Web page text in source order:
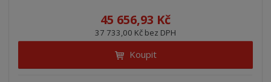
45 656,93 Kč
37 733,00 Kč bez DPH
Koupit